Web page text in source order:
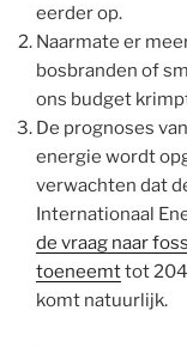
eerder op.
Naarmate er
bosbranden of
ons budget
De prognoses
energie wordt
verwachten dat
Internationaal
de vraag naar
toeneemttot
komt natuurlijk.